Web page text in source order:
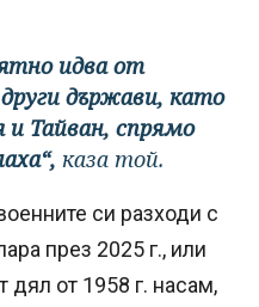
идва от
държави, като
Тайван, спрямо
каза той.
си разходи с
през 2025 г., или
дял от 1958 г. насам,